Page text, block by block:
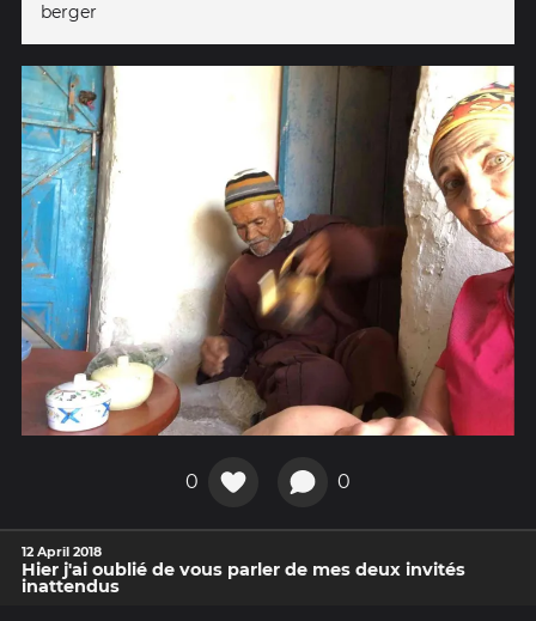
berger
0 0
12 April 2018
Hier j'ai oublié de vous parler de mes deux invités
inattendus